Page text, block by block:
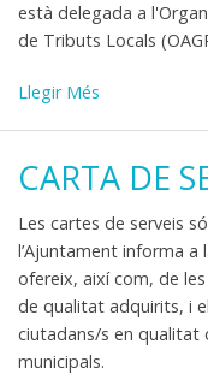
està delegada a
de Tributs Locals
Gestió
recaptació
Llegir Més
CARTA DE
Les cartes de serveis
l’Ajuntament informa a
ofereix, així com, de
de qualitat adquirits, i
ciutadans/s en qualitat
municipals.